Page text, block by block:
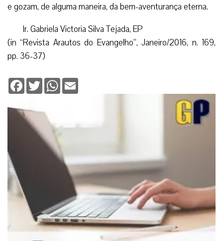
e gozam, de alguma maneira, da bem-aventurança eterna.
Ir. Gabriela Victoria Silva Tejada, EP
(in “Revista Arautos do Evangelho”, Janeiro/2016, n. 169,
pp. 36-37)
Facebook
TwitterWhatsApp